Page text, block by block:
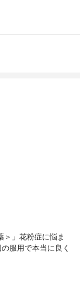
＞」花粉症に悩ま
服用で本当に良く